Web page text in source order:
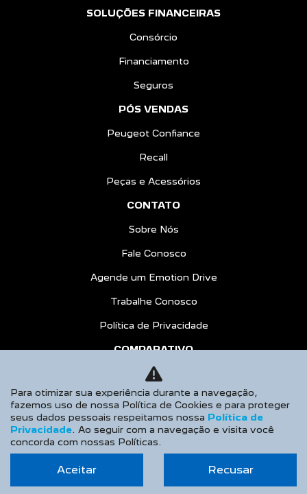
SOLUÇÕES FINANCEIRAS
Consórcio
Financiamento
Seguros
PÓS VENDAS
Peugeot Confiance
Recall
Peças e Acessórios
CONTATO
Sobre Nós
Fale Conosco
Agende um Emotion Drive
Trabalhe Conosco
Política de Privacidade
COMPARATIVO
AGENDE UM TEST DRIVE
No trânsito, enxergar o outro salva
vidas.
Para otimizar sua experiência durante a navegação,
fazemos uso de nossa Política de Cookies e para proteger
seus dados pessoais respeitamos nossa Política de
Privacidade. Ao seguir com a navegação e visita você
concorda com nossas Políticas.
Aceitar Recusar